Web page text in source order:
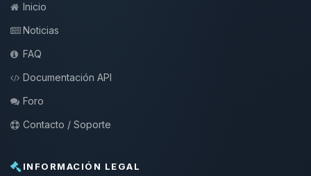
Inicio
Noticias
FAQ
Documentación API
Foro
Contacto / Soporte
INFORMACIÓN LEGAL